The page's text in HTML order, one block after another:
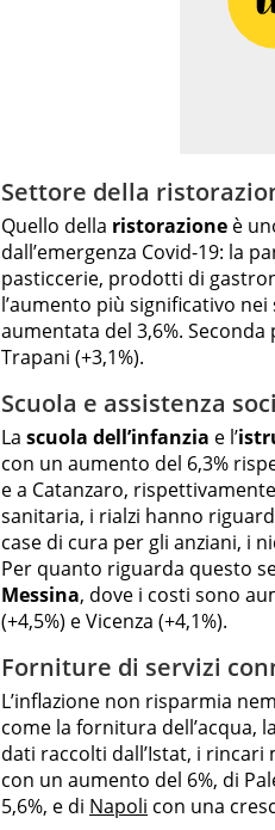
Settore della
Quello della ristorazione è
dall’emergenza Covid-19: la
pasticcerie, prodotti di
l’aumento più significativo
aumentata del 3,6%.
Trapani (+3,1%).
Scuola e assistenza
La scuola dell’infanzia e l’
con un aumento del 6,3%
e a Catanzaro,
sanitaria, i rialzi hanno
case di cura per gli anziani, i
Per quanto riguarda questo
Messina, dove i costi sono
(+4,5%) e Vicenza (+4,1%).
Forniture di servizi
L’inflazione non risparmia
come la fornitura dell’acqua,
dati raccolti dall’Istat, i
con un aumento del 6%, di
5,6%, e di Napoli con una